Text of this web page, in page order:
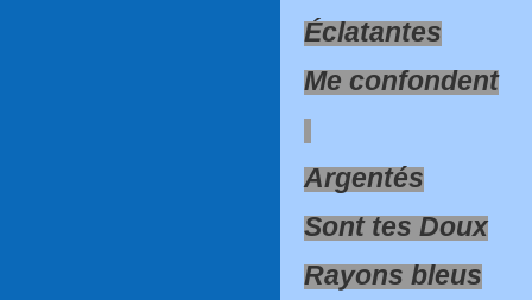
Éclatantes
Me confondent
Argentés
Sont tes Doux
Rayons bleus